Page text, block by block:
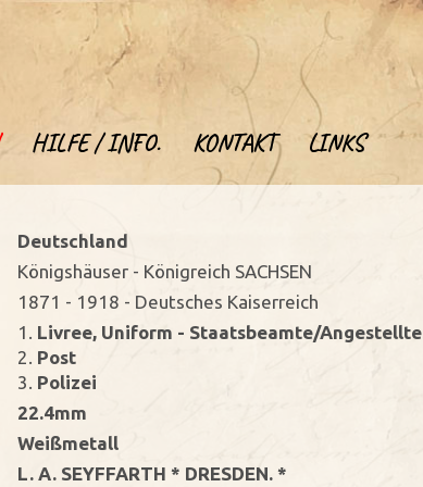
HILFE / INFO. KONTAKT LINKS
Deutschland
Königshäuser - Königreich SACHSEN
1871 - 1918 - Deutsches Kaiserreich
1. Livree, Uniform - Staatsbeamte/Angestellte
2. Post
3. Polizei
22.4mm
Weißmetall
L. A. SEYFFARTH * DRESDEN. *